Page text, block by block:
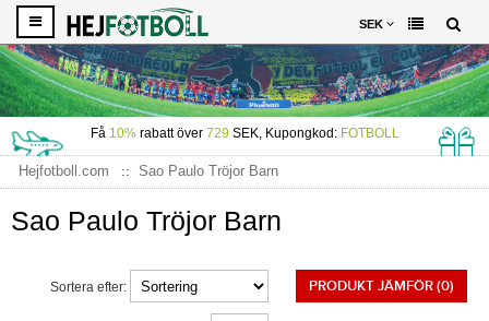
SEK
Få 10%rabatt över 729 SEK, Kupongkod: FOTBOLL
Hejfotboll.com Sao Paulo Tröjor Barn
Sao Paulo Tröjor Barn
PRODUKT JÄMFÖR (0)
Sortera efter: